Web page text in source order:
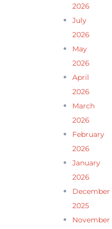
2026
July
2026
May
2026
April
2026
March
2026
February
2026
January
2026
December
2025
November